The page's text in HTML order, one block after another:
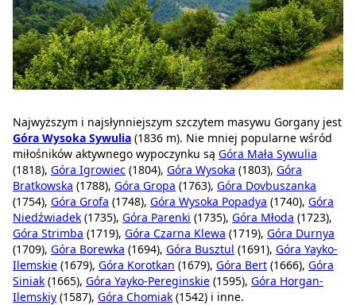
Najwyższym i najsłynniejszym szczytem masywu Gorgany jest
Góra Wysoka Sywulia (1836 m). Nie mniej popularne wśród
miłośników aktywnego wypoczynku są Góra Mała Sywulia
(1818), Góra Igrowiec (1804), Góra Wysoka (1803), Góra
Bratkowska (1788), Góra Gropa (1763), Góra Dovbuszanka
(1754), Góra Grofa (1748), Góra Wysoka Popadya (1740), Góra
Niedźwiadek (1735), Góra Parenki (1735), Góra Młoda (1723),
Góra Strimba (1719), Góra Czarna Klewa (1719), Góra Durnya
(1709), Góra Borewka (1694), Góra Busztul (1691), Góra Yayko-
Ilemskie (1679), Góra Korotkan (1679), Góra Bert (1666), Góra
Siniak (1665), Góra Yayko-Pereginskie (1595), Góra Horgan-
Ilemskiy (1587), Góra Chomiak (1542) i inne.